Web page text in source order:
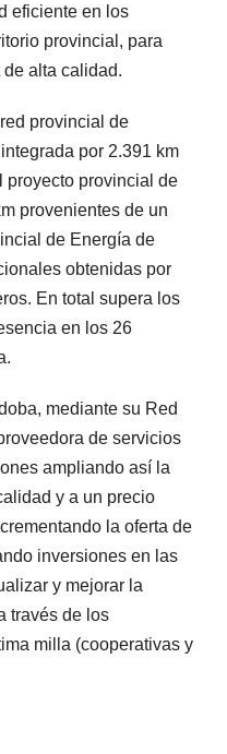
eficiente en los
provincial, para
alta calidad.
provincial de
por 2.391 km
proyecto provincial de
provenientes de un
de Energía de
obtenidas por
En total supera los
en los 26
mediante su Red
de servicios
ampliando así la
y a un precio
la oferta de
inversiones en las
y mejorar la
través de los
milla (cooperativas y